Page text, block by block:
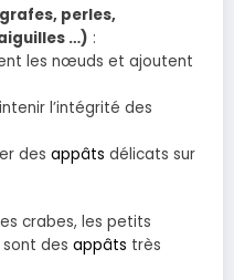
perles,
…) :
les nœuds et ajoutent
l’intégrité des
des appâts délicats sur
crabes, les petits
des appâts très